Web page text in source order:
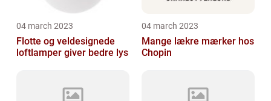
04 march 2023
Flotte og veldesignede
loftlamper giver bedre lys
04 march 2023
Mange lækre mærker hos
Chopin